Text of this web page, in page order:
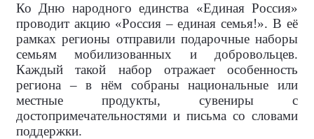
Ко Дню народного единства «Единая Россия»
проводит акцию «Россия – единая семья!». В её
рамках регионы отправили подарочные наборы
семьям мобилизованных и добровольцев.
Каждый такой набор отражает особенность
региона – в нём собраны национальные или
местные продукты, сувениры с
достопримечательностями и письма со словами
поддержки.